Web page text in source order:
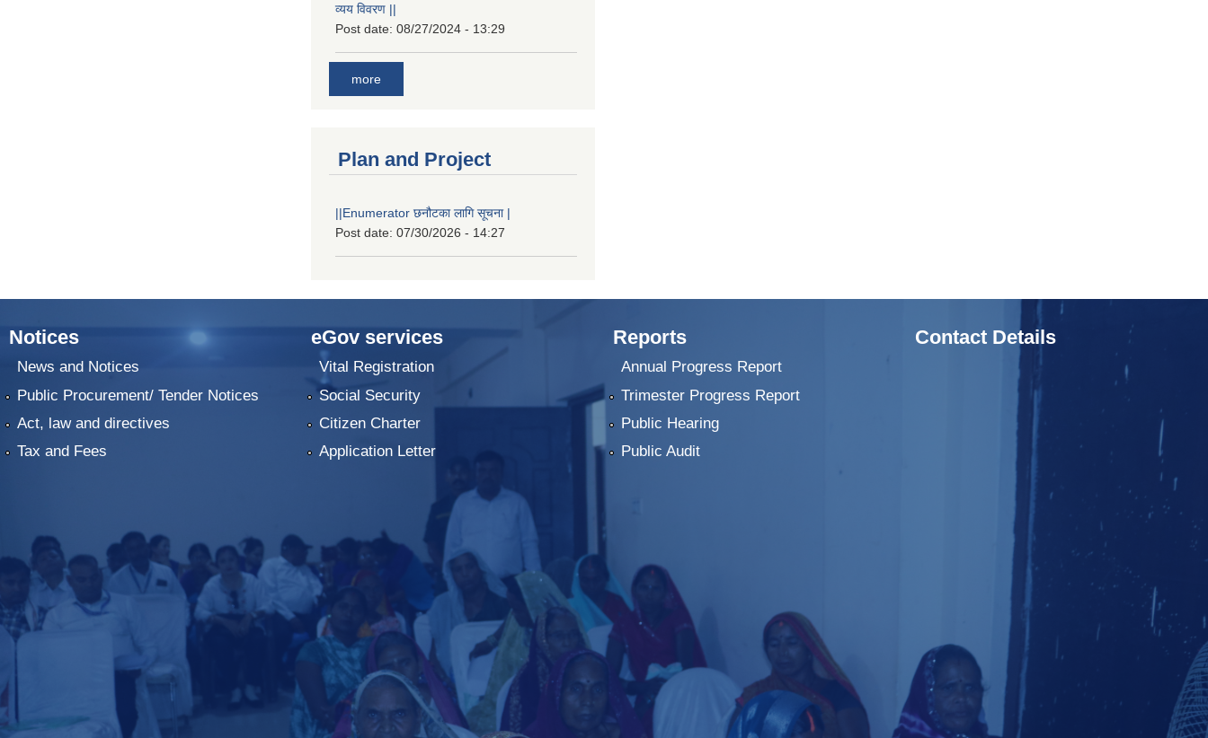
व्यय विवरण ||
Post date: 08/27/2024 - 13:29
more
Plan and Project
||Enumerator छनौटका लागि सूचना |
Post date: 07/30/2026 - 14:27
Notices
News and Notices
Public Procurement/ Tender Notices
Act, law and directives
Tax and Fees
eGov services
Vital Registration
Social Security
Citizen Charter
Application Letter
Reports
Annual Progress Report
Trimester Progress Report
Public Hearing
Public Audit
Contact Details